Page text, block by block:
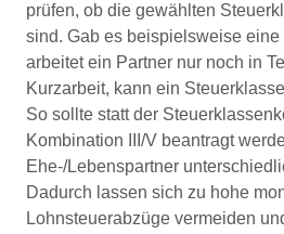
prüfen, ob die gewählten
sind. Gab es beispielsweise
arbeitet ein Partner nur noch in
Kurzarbeit, kann ein
So sollte statt der
Kombination III/V beantragt
Ehe-/Lebenspartner
Dadurch lassen sich zu hohe
Lohnsteuerabzüge vermeiden